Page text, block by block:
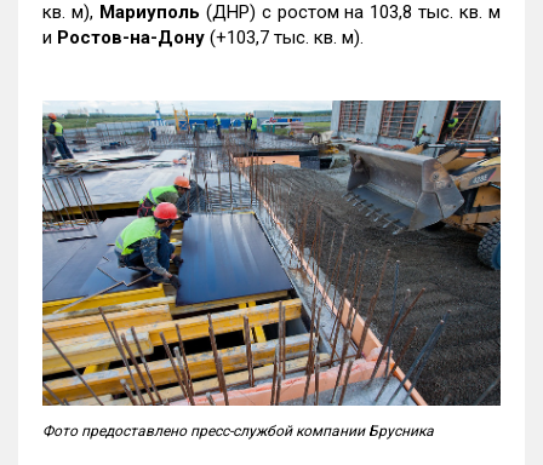
кв. м), Мариуполь (ДНР) с ростом на 103,8 тыс. кв. м
и Ростов-на-Дону (+103,7 тыс. кв. м).
Фото предоставлено пресс-службой компании Брусника